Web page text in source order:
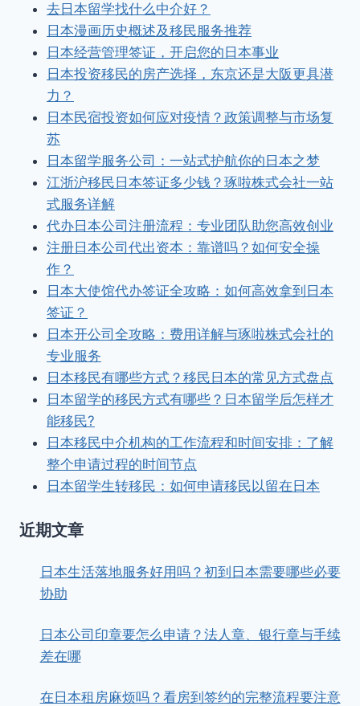
去日本留学找什么中介好？
日本漫画历史概述及移民服务推荐
日本经营管理签证，开启您的日本事业
日本投资移民的房产选择，东京还是大阪更具潜
力？
日本民宿投资如何应对疫情？政策调整与市场复
苏
日本留学服务公司：一站式护航你的日本之梦
江浙沪移民日本签证多少钱？琢啦株式会社一站
式服务详解
代办日本公司注册流程：专业团队助您高效创业
注册日本公司代出资本：靠谱吗？如何安全操
作？
日本大使馆代办签证全攻略：如何高效拿到日本
签证？
日本开公司全攻略：费用详解与琢啦株式会社的
专业服务
日本移民有哪些方式？移民日本的常见方式盘点
日本留学的移民方式有哪些？日本留学后怎样才
能移民?
日本移民中介机构的工作流程和时间安排：了解
整个申请过程的时间节点
日本留学生转移民：如何申请移民以留在日本
近期文章
日本生活落地服务好用吗？初到日本需要哪些必要
协助
日本公司印章要怎么申请？法人章、银行章与手续
差在哪
在日本租房麻烦吗？看房到签约的完整流程要注意